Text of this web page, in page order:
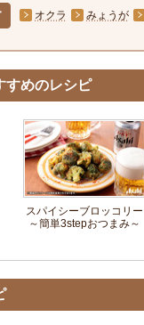
オクラ みょうが
すめのレシピ
スパイシーブロッコリー
～簡単3stepおつまみ～